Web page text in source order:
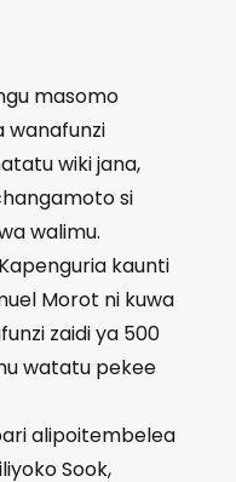
masomo
wanafunzi
wiki jana,
si
walimu.
kaunti
Morot ni kuwa
zaidi ya 500
watatu pekee
alipoitembelea
Sook,